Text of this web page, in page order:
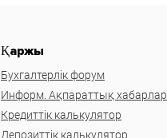
Қаржы
Бухгалтерлік форум
Информ. Ақпараттық хабарлар
Кредиттік калькулятор
Депозиттік калькулятор